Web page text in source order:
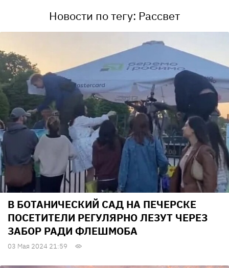
Новости по тегу: Рассвет
В БОТАНИЧЕСКИЙ САД НА ПЕЧЕРСКЕ
ПОСЕТИТЕЛИ РЕГУЛЯРНО ЛЕЗУТ ЧЕРЕЗ
ЗАБОР РАДИ ФЛЕШМОБА
03 Мая 2024 21:59